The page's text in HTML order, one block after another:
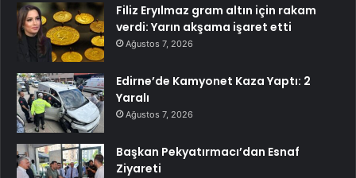
Filiz Eryılmaz gram altın için rakam
verdi: Yarın akşama işaret etti
Ağustos 7, 2026
Edirne’de Kamyonet Kaza Yaptı: 2
Yaralı
Ağustos 7, 2026
Başkan Pekyatırmacı’dan Esnaf
Ziyareti